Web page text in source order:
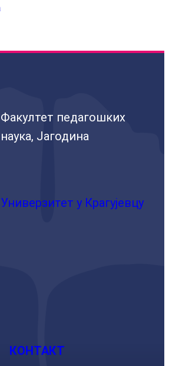
Факултет педагошких
наука, Јагодина
Универзитет у Крагујевцу
КОНТАКТ